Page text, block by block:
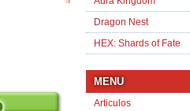
Dragon Nest
HEX: Shards of Fate
MENU
Articulos